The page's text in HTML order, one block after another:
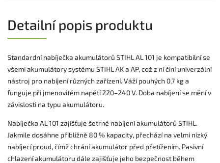
Detailní popis produktu
Standardní nabíječka akumulátorů STIHL AL 101 je kompatibilní se
všemi akumulátory systému STIHL AK a AP, což z ní činí univerzální
nástroj pro nabíjení různých zařízení. Váží pouhých 0,7 kg a
funguje při jmenovitém napětí 220–240 V. Doba nabíjení se mění v
závislosti na typu akumulátoru.
Nabíječka AL 101 zajišťuje šetrné nabíjení akumulátorů STIHL.
Jakmile dosáhne přibližně 80 % kapacity, přechází na velmi nízký
nabíjecí proud, čímž chrání akumulátor před přetížením. Pasivní
chlazení akumulátoru dále zajišťuje jeho bezpečnost během